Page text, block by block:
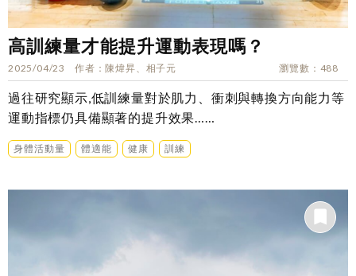
高訓練量才能提升運動表現嗎？
2025/04/23 作者 陳煒昇、相子元 瀏覽數 488
過往研究顯示,低訓練量對於肌力、衝刺與轉換方向能力等
運動指標仍具備顯著的提升效果……
身體活動量 體適能 健康 訓練